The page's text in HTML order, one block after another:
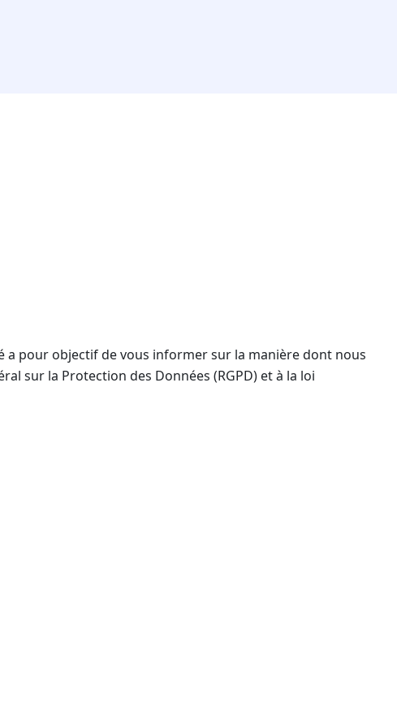
a pour objectif de vous informer sur la manière dont nous
sur la Protection des Données (RGPD) et à la loi